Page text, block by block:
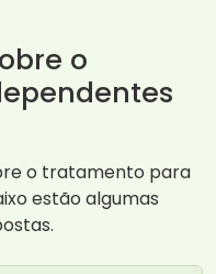
o
o tratamento para
estão algumas